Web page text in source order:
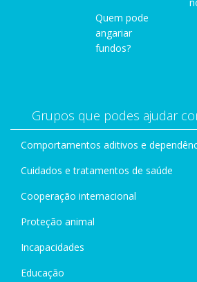
Quem pode
angariar
fundos?
Grupos que podes ajudar
Comportamentos aditivos e
Cuidados e tratamentos de saúde
Cooperação internacional
Proteção animal
Incapacidades
Educação